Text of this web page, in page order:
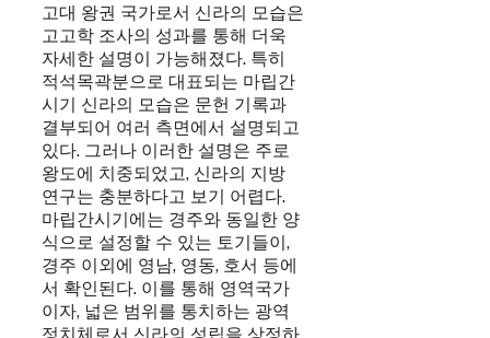
고대 왕권 국가로서 신라의 모습은
고고학 조사의 성과를 통해 더욱
자세한 설명이 가능해졌다. 특히
적석목곽분으로 대표되는 마립간
시기 신라의 모습은 문헌 기록과
결부되어 여러 측면에서 설명되고
있다. 그러나 이러한 설명은 주로
왕도에 치중되었고, 신라의 지방
연구는 충분하다고 보기 어렵다.
마립간시기에는 경주와 동일한 양
식으로 설정할 수 있는 토기들이,
경주 이외에 영남, 영동, 호서 등에
서 확인된다. 이를 통해 영역국가
이자, 넓은 범위를 통치하는 광역